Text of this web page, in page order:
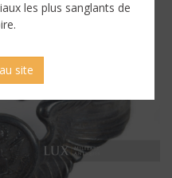
les plus sanglants de
site